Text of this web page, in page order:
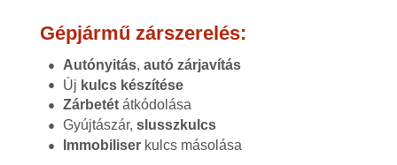
Gépjármű zárszerelés:
Autónyitás, autó zárjavítás
Új kulcs készítése
Zárbetétátkódolása
Gyújtászár, slusszkulcs
Immobiliserkulcs másolása